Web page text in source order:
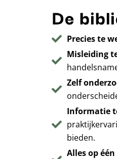
De
Precies te
Misleiding
Zelf
Informatie
bieden.
Alles op